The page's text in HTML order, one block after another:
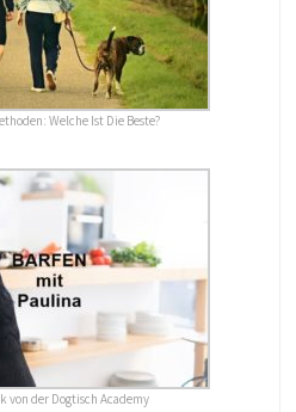
Welche Ist Die Beste?
von der Dogtisch Academy